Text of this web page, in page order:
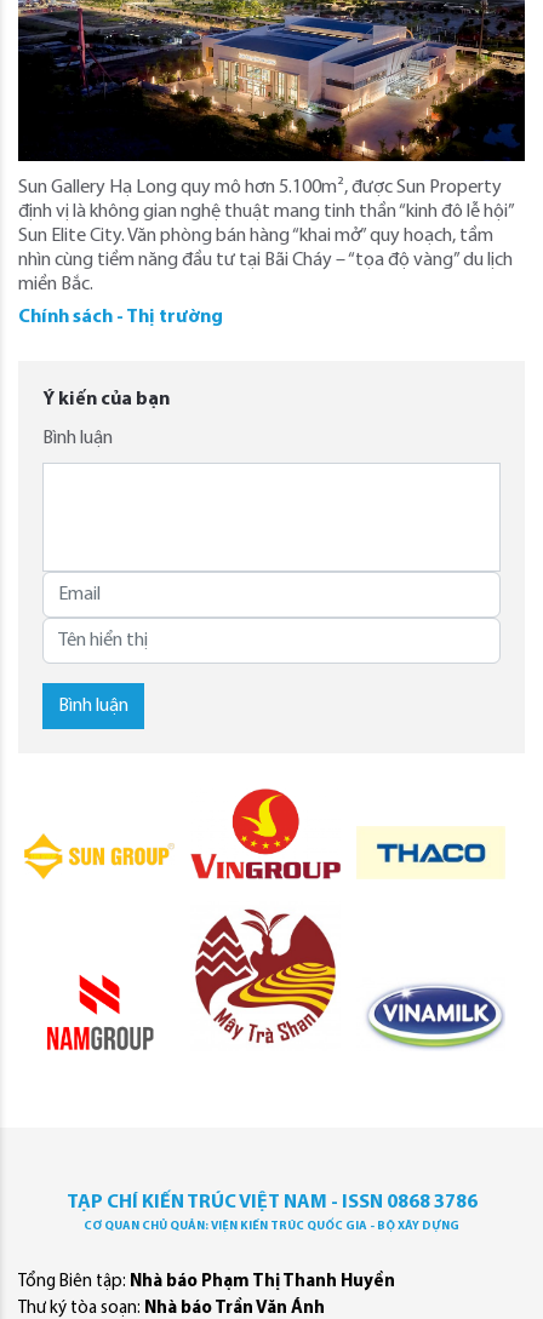
Sun Gallery Hạ Long quy mô hơn 5.100m², được Sun Property
định vị là không gian nghệ thuật mang tinh thần “kinh đô lễ hội”
Sun Elite City. Văn phòng bán hàng “khai mở” quy hoạch, tầm
nhìn cùng tiềm năng đầu tư tại Bãi Cháy – “tọa độ vàng” du lịch
miền Bắc.
Chính sách - Thị trường
Ý kiến của bạn
Bình luận
Bình luận
TẠP CHÍ KIẾN TRÚC VIỆT NAM - ISSN 0868 3786
CƠ QUAN CHỦ QUẢN: VIỆN KIẾN TRÚC QUỐC GIA - BỘ XÂY DỰNG
Tổng Biên tập: Nhà báo Phạm Thị Thanh Huyền
Thư ký tòa soạn: Nhà báo Trần Văn Ánh